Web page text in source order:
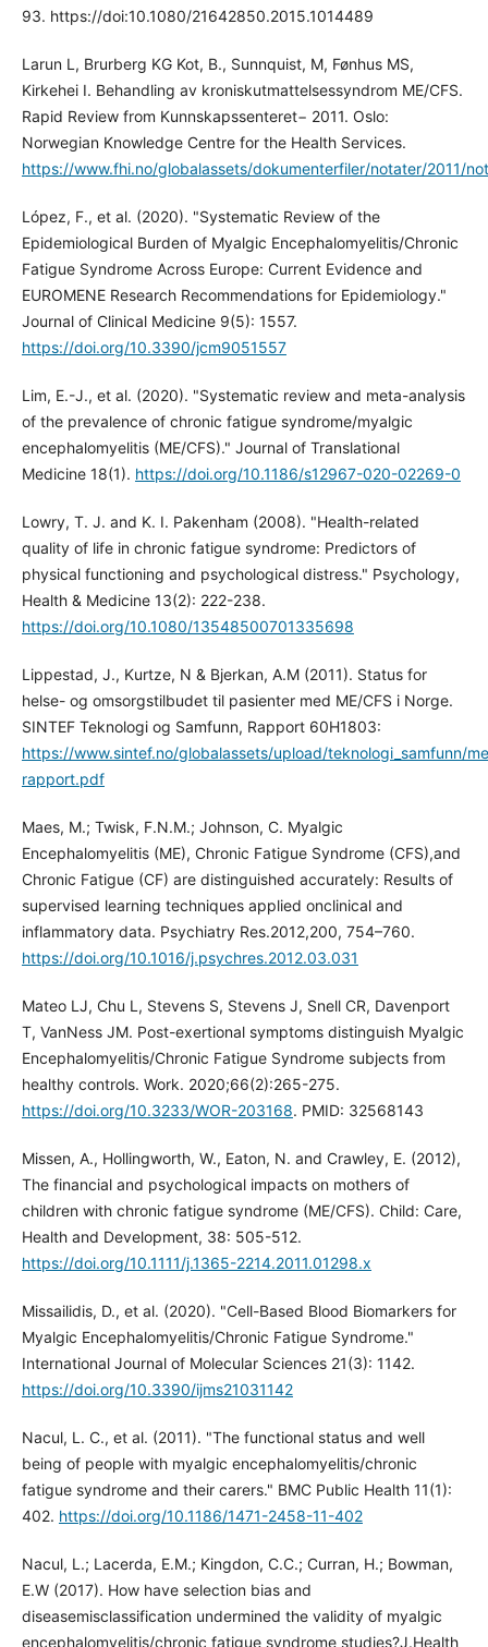
93. https://doi:10.1080/21642850.2015.1014489
Larun L, Brurberg KG Kot, B., Sunnquist, M, Fønhus MS,
Kirkehei I. Behandling av kroniskutmattelsessyndrom ME/CFS.
Rapid Review from Kunnskapssenteret− 2011. Oslo:
Norwegian Knowledge Centre for the Health Services.
https://www.fhi.no/globalassets/dokumenterfiler/notater/2011/
López, F., et al. (2020). "Systematic Review of the
Epidemiological Burden of Myalgic Encephalomyelitis/Chronic
Fatigue Syndrome Across Europe: Current Evidence and
EUROMENE Research Recommendations for Epidemiology."
Journal of Clinical Medicine 9(5): 1557.
https://doi.org/10.3390/jcm9051557
Lim, E.-J., et al. (2020). "Systematic review and meta-analysis
of the prevalence of chronic fatigue syndrome/myalgic
encephalomyelitis (ME/CFS)." Journal of Translational
Medicine 18(1). https://doi.org/10.1186/s12967-020-02269-0
Lowry, T. J. and K. I. Pakenham (2008). "Health-related
quality of life in chronic fatigue syndrome: Predictors of
physical functioning and psychological distress." Psychology,
Health & Medicine 13(2): 222-238.
https://doi.org/10.1080/13548500701335698
Lippestad, J., Kurtze, N & Bjerkan, A.M (2011). Status for
helse- og omsorgstilbudet til pasienter med ME/CFS i Norge.
SINTEF Teknologi og Samfunn, Rapport 60H1803:
https://www.sintef.no/globalassets/upload/teknologi_samfunn/
rapport.pdf
Maes, M.; Twisk, F.N.M.; Johnson, C. Myalgic
Encephalomyelitis (ME), Chronic Fatigue Syndrome (CFS),and
Chronic Fatigue (CF) are distinguished accurately: Results of
supervised learning techniques applied onclinical and
inflammatory data. Psychiatry Res.2012,200, 754–760.
https://doi.org/10.1016/j.psychres.2012.03.031
Mateo LJ, Chu L, Stevens S, Stevens J, Snell CR, Davenport
T, VanNess JM. Post-exertional symptoms distinguish Myalgic
Encephalomyelitis/Chronic Fatigue Syndrome subjects from
healthy controls. Work. 2020;66(2):265-275.
https://doi.org/10.3233/WOR-203168. PMID: 32568143
Missen, A., Hollingworth, W., Eaton, N. and Crawley, E. (2012),
The financial and psychological impacts on mothers of
children with chronic fatigue syndrome (ME/CFS). Child: Care,
Health and Development, 38: 505-512.
https://doi.org/10.1111/j.1365-2214.2011.01298.x
Missailidis, D., et al. (2020). "Cell-Based Blood Biomarkers for
Myalgic Encephalomyelitis/Chronic Fatigue Syndrome."
International Journal of Molecular Sciences 21(3): 1142.
https://doi.org/10.3390/ijms21031142
Nacul, L. C., et al. (2011). "The functional status and well
being of people with myalgic encephalomyelitis/chronic
fatigue syndrome and their carers." BMC Public Health 11(1):
402. https://doi.org/10.1186/1471-2458-11-402
Nacul, L.; Lacerda, E.M.; Kingdon, C.C.; Curran, H.; Bowman,
E.W (2017). How have selection bias and
diseasemisclassification undermined the validity of myalgic
encephalomyelitis/chronic fatigue syndrome studies?J.Health